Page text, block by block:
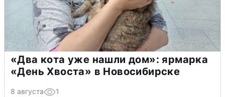
«Два кота уже нашли дом»: ярмарка
«День Хвоста» в Новосибирске
8 августа 1